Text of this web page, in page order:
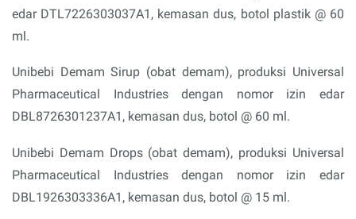
edar DTL7226303037A1, kemasan dus, botol plastik @ 60
ml.
Unibebi Demam Sirup (obat demam), produksi Universal
Pharmaceutical Industries dengan nomor izin edar
DBL8726301237A1, kemasan dus, botol @ 60 ml.
Unibebi Demam Drops (obat demam), produksi Universal
Pharmaceutical Industries dengan nomor izin edar
DBL1926303336A1, kemasan dus, botol @ 15 ml.